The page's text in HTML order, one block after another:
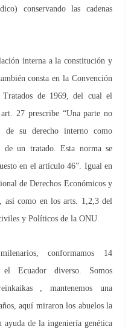
conservando las cadenas
interna a la constitución y
consta en la Convención
de 1969, del cual el
27 prescribe “Una parte no
de su derecho interno como
un tratado. Esta norma se
en el artículo 46”. Igual en
de Derechos Económicos y
así como en los arts. 1,2,3 del
y Políticos de la ONU.
conformamos 14
Ecuador diverso. Somos
, mantenemos una
aquí miraron los abuelos la
de la ingeniería genética